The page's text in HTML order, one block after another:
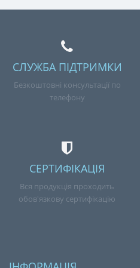
СЛУЖБА ПІДТРИМКИ
Безкоштовні консультації по
телефону
СЕРТИФІКАЦІЯ
Вся продукція проходить
обов'язкову сертифікацію